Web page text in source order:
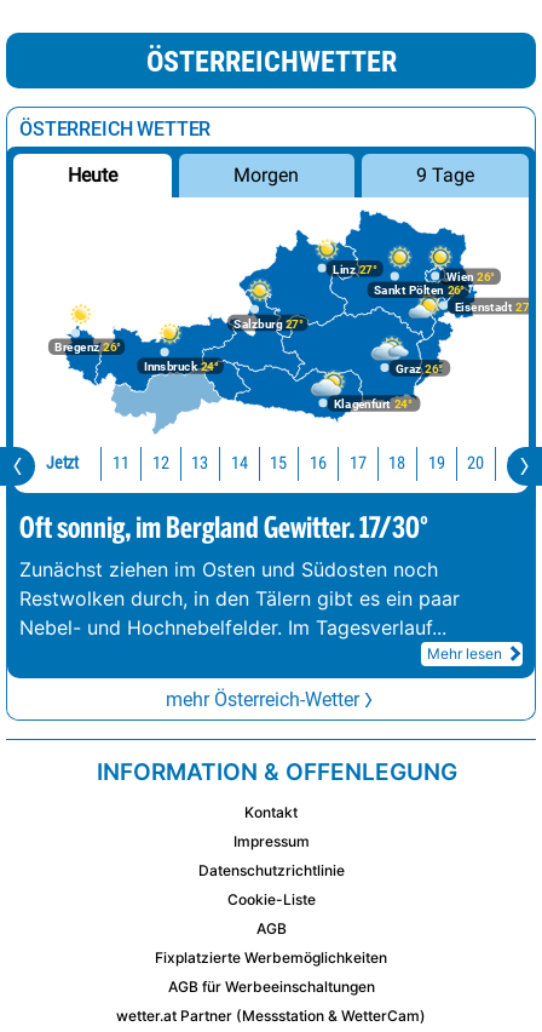
ÖSTERREICHWETTER
ÖSTERREICH WETTER
Heute Morgen 9 Tage
Bregenz26°
Graz26°
Innsbruck24°
Klagenfurt 24°
Linz27°
Salzburg27°
Wien 26°
Eisenstadt 27°
Sankt Pölten 26°
Jetzt 11 12 13 14 15 16 17 18 19 20 21
Oft sonnig, im Bergland Gewitter. 17/30°
Zunächst ziehen im Osten und Südosten noch
Restwolken durch, in den Tälern gibt es ein paar
Nebel- und Hochnebelfelder. Im Tagesverlauf...
Mehr lesen
mehr Österreich-Wetter
INFORMATION & OFFENLEGUNG
Kontakt
Impressum
Datenschutzrichtlinie
Cookie-Liste
AGB
Fixplatzierte Werbemöglichkeiten
AGB für Werbeeinschaltungen
wetter.at Partner (Messstation & WetterCam)